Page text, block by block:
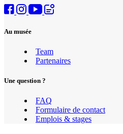
Au musée
Team
Partenaires
Une question ?
FAQ
Formulaire de contact
Emplois & stages